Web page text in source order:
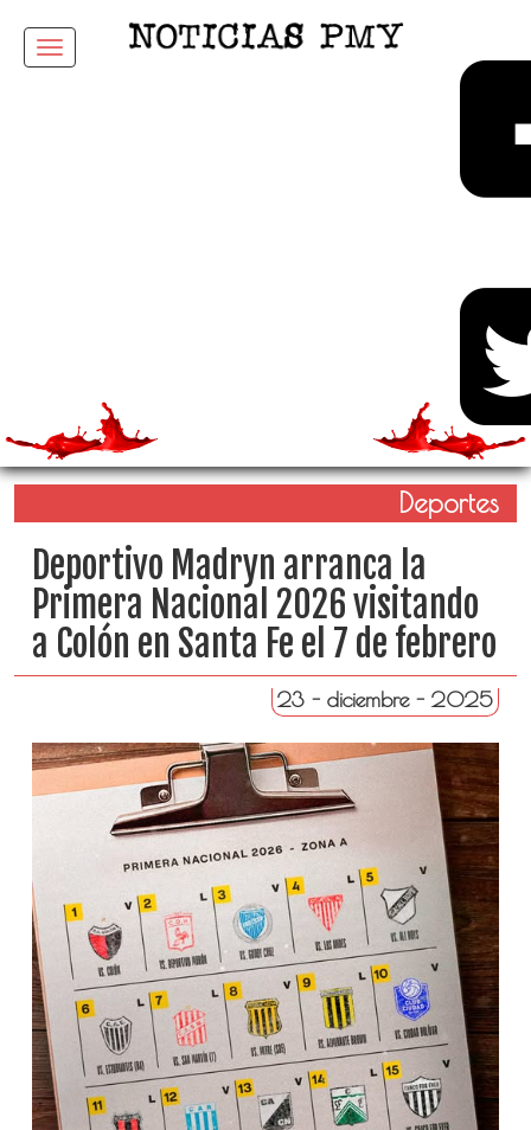
Menu
Deportes
Deportivo Madryn arranca la
Primera Nacional 2026 visitando
a Colón en Santa Fe el 7 de febrero
23 - diciembre - 2025